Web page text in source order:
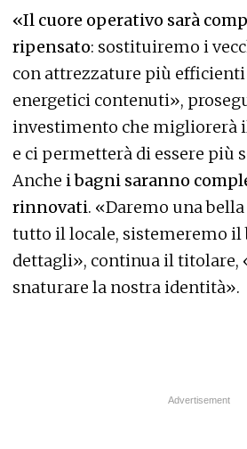
«Il cuore operativo sarà
ripensato: sostituiremo i
con attrezzature più
energetici contenuti»,
investimento che migliorerà
e ci permetterà di essere più
Anche i bagni saranno
rinnovati. «Daremo una
tutto il locale, sistemeremo il
dettagli», continua il titolare,
snaturare la nostra identità».